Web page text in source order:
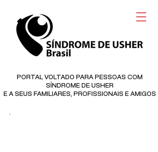
PORTAL VOLTADO PARA PESSOAS COM
SÍNDROME DE USHER
E A SEUS FAMILIARES, PROFISSIONAIS E AMIGOS
©